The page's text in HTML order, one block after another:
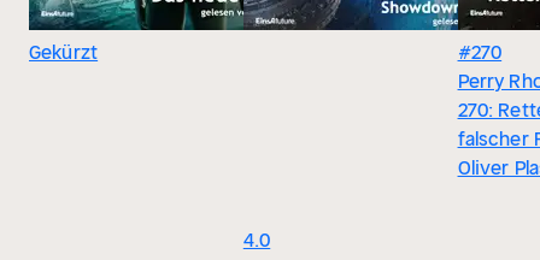
Gekürzt
4.0
#270
Perry
270:
falscher
Oliver